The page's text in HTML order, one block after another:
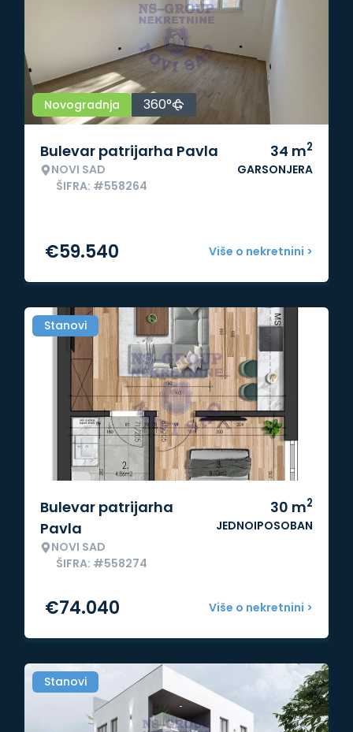
Novogradnja 360°
Bulevar patrijarha Pavla
NOVI SAD
ŠIFRA: #558264
34 m2
GARSONJERA
Više o nekretnini >
€59.540
Stanovi
Bulevar patrijarha
Pavla
NOVI SAD
ŠIFRA: #558274
30 m2
JEDNOIPOSOBAN
Više o nekretnini >
€74.040
Stanovi